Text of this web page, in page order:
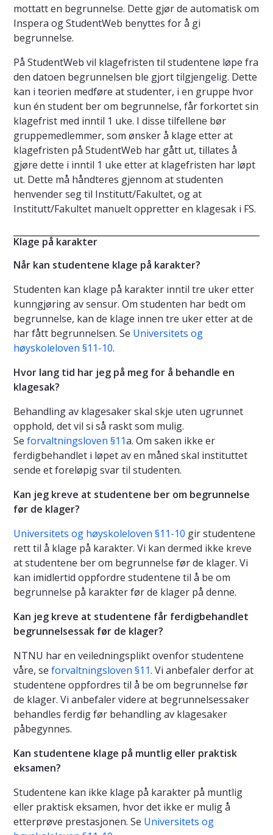
mottatt en begrunnelse. Dette gjør de automatisk om
Inspera og StudentWeb benyttes for å gi
begrunnelse.
På StudentWeb vil klagefristen til studentene løpe fra
den datoen begrunnelsen ble gjort tilgjengelig. Dette
kan i teorien medføre at studenter, i en gruppe hvor
kun én student ber om begrunnelse, får forkortet sin
klagefrist med inntil 1 uke. I disse tilfellene bør
gruppemedlemmer, som ønsker å klage etter at
klagefristen på StudentWeb har gått ut, tillates å
gjøre dette i inntil 1 uke etter at klagefristen har løpt
ut. Dette må håndteres gjennom at studenten
henvender seg til Institutt/Fakultet, og at
Institutt/Fakultet manuelt oppretter en klagesak i FS.
Klage på karakter
Når kan studentene klage på karakter?
Studenten kan klage på karakter inntil tre uker etter
kunngjøring av sensur. Om studenten har bedt om
begrunnelse, kan de klage innen tre uker etter at de
har fått begrunnelsen. Se Universitets og
høyskoleloven §11-10.
Hvor lang tid har jeg på meg for å behandle en
klagesak?
Behandling av klagesaker skal skje uten ugrunnet
opphold, det vil si så raskt som mulig.
Se forvaltningsloven §11a. Om saken ikke er
ferdigbehandlet i løpet av en måned skal instituttet
sende et foreløpig svar til studenten.
Kan jeg kreve at studentene ber om begrunnelse
før de klager?
Universitets og høyskoleloven §11-10 gir studentene
rett til å klage på karakter. Vi kan dermed ikke kreve
at studentene ber om begrunnelse før de klager. Vi
kan imidlertid oppfordre studentene til å be om
begrunnelse på karakter før de klager på denne.
Kan jeg kreve at studentene får ferdigbehandlet
begrunnelsessak før de klager?
NTNU har en veiledningsplikt ovenfor studentene
våre, se forvaltningsloven §11. Vi anbefaler derfor at
studentene oppfordres til å be om begrunnelse før
de klager. Vi anbefaler videre at begrunnelsessaker
behandles ferdig før behandling av klagesaker
påbegynnes.
Kan studentene klage på muntlig eller praktisk
eksamen?
Studentene kan ikke klage på karakter på muntlig
eller praktisk eksamen, hvor det ikke er mulig å
etterprøve prestasjonen. Se Universitets og